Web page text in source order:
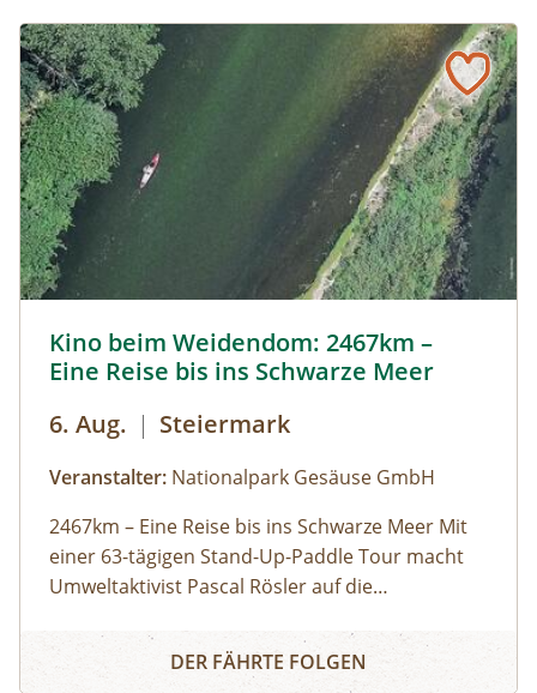
Kino beim Weidendom: 2467km –
Eine Reise bis ins Schwarze Meer
6. Aug. | Steiermark
Veranstalter: Nationalpark Gesäuse GmbH
2467km – Eine Reise bis ins Schwarze Meer Mit
einer 63-tägigen Stand-Up-Paddle Tour macht
Umweltaktivist Pascal Rösler auf die
München aus über Isar und Donau bis zum
Schwarzen Meer. Regie: Anton Zabriskie, 2017
Kino beim Weidendom: 2467km – Eine Reise bis ins
DER FÄHRTE FOLGEN